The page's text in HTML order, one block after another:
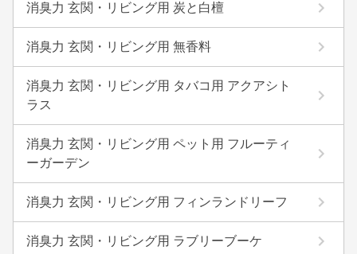
消臭力 玄関・リビング用 炭と白檀
消臭力 玄関・リビング用 無香料
消臭力 玄関・リビング用 タバコ用 アクアシト
ラス
消臭力 玄関・リビング用 ペット用 フルーティ
ーガーデン
消臭力 玄関・リビング用 フィンランドリーフ
消臭力 玄関・リビング用 ラブリーブーケ